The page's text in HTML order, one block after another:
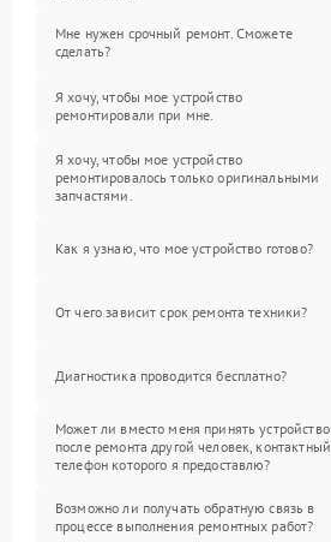
Мне нужен срочный ремонт. Сможете
сделать?
Я хочу, чтобы мое устройство
ремонтировали при мне.
Я хочу, чтобы мое устройство
ремонтировалось только оригинальными
запчастями.
Как я узнаю, что мое устройство готово?
От чего зависит срок ремонта техники?
Диагностика проводится бесплатно?
Может ли вместо меня принять устройство
после ремонта другой человек, контактный
телефон которого я предоставлю?
Возможно ли получать обратную связь в
процессе выполнения ремонтных работ?